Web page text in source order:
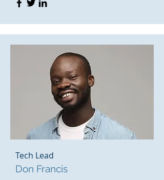
Tech Lead
Don Francis